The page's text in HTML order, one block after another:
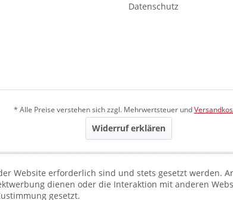
Datenschutz
* Alle Preise verstehen sich zzgl. Mehrwertsteuer und
Widerruf erklären
Website erforderlich sind und stets gesetzt werden.
dienen oder die Interaktion mit anderen
gesetzt.